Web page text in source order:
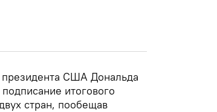
США Дональда
итогового
стран, пообещав